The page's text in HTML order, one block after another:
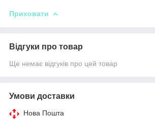
Приховати
Відгуки про товар
Ще немає відгуків про цей товар
Умови доставки
Нова Пошта